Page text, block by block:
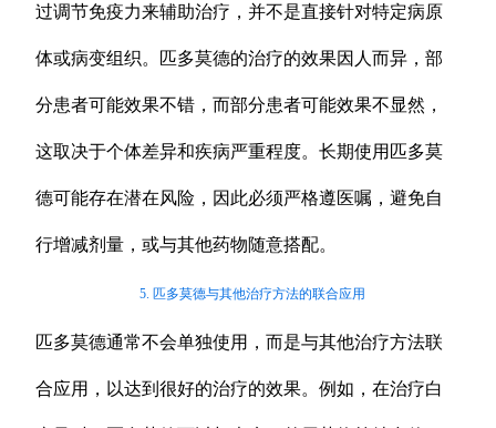
过调节免疫力来辅助治疗，并不是直接针对特定病原
体或病变组织。匹多莫德的治疗的效果因人而异，部
分患者可能效果不错，而部分患者可能效果不显然，
这取决于个体差异和疾病严重程度。长期使用匹多莫
德可能存在潜在风险，因此必须严格遵医嘱，避免自
行增减剂量，或与其他药物随意搭配。
5. 匹多莫德与其他治疗方法的联合应用
匹多莫德通常不会单独使用，而是与其他治疗方法联
合应用，以达到很好的治疗的效果。例如，在治疗白